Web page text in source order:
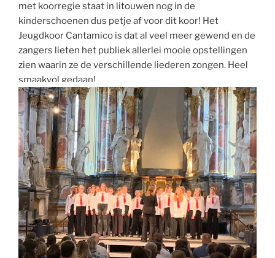
met koorregie staat in litouwen nog in de
kinderschoenen dus petje af voor dit koor! Het
Jeugdkoor Cantamico is dat al veel meer gewend en de
zangers lieten het publiek allerlei mooie opstellingen
zien waarin ze de verschillende liederen zongen. Heel
smaakvol gedaan!